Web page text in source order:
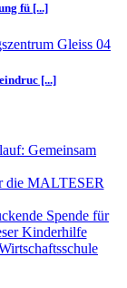
fü [...]
[...]
Gemeinsam
die MALTESER
Spende für
Kinderhilfe